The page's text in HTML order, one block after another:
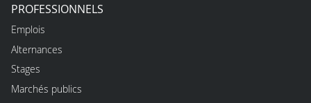
PROFESSIONNELS
Emplois
Alternances
Stages
Marchés publics